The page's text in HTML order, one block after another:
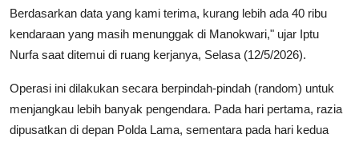
Berdasarkan data yang kami terima, kurang lebih ada 40 ribu
kendaraan yang masih menunggak di Manokwari," ujar Iptu
Nurfa saat ditemui di ruang kerjanya, Selasa (12/5/2026).
Operasi ini dilakukan secara berpindah-pindah (random) untuk
menjangkau lebih banyak pengendara. Pada hari pertama, razia
dipusatkan di depan Polda Lama, sementara pada hari kedua